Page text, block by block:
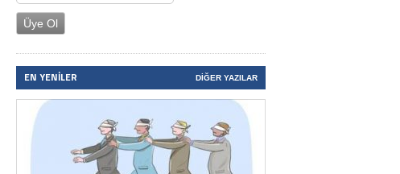
EN YENILER DIĞER YAZILAR